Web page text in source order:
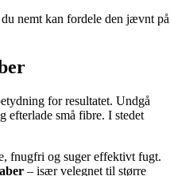
nemt kan fordele den jævnt på
for resultatet. Undgå
efterlade små fibre. I stedet
fnugfri og suger effektivt fugt.
– især velegnet til større